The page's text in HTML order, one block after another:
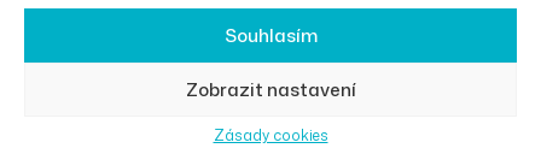
Souhlasím
Zobrazit nastavení
Zásady cookies
ÚDAJE
SPOLEČNO
PRÁVNÍ
INFORMAC
E
PRODUKTŮ